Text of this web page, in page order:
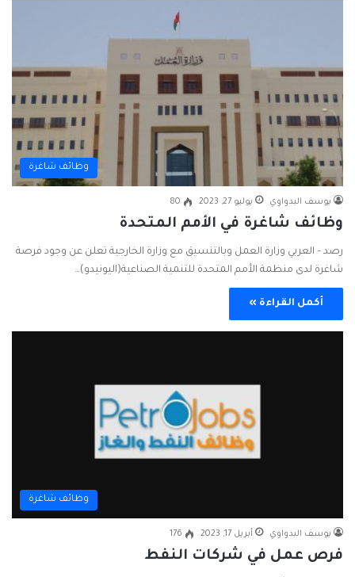
وظائف شاغرة
يوسف البدواوي يوليو 27, 2023 80
وظائف شاغرة في الأمم المتحدة
رصد – العربي وزارة العمل وبالتنسيق مع وزارة الخارجية تعلن عن وجود فرصة
شاغرة لدى منظمة الأمم المتحدة للتنمية الصناعية(اليونيدو)…
أكمل القراءة »
وظائف شاغرة
يوسف البدواوي أبريل 17, 2023 176
فرص عمل في شركات النفط